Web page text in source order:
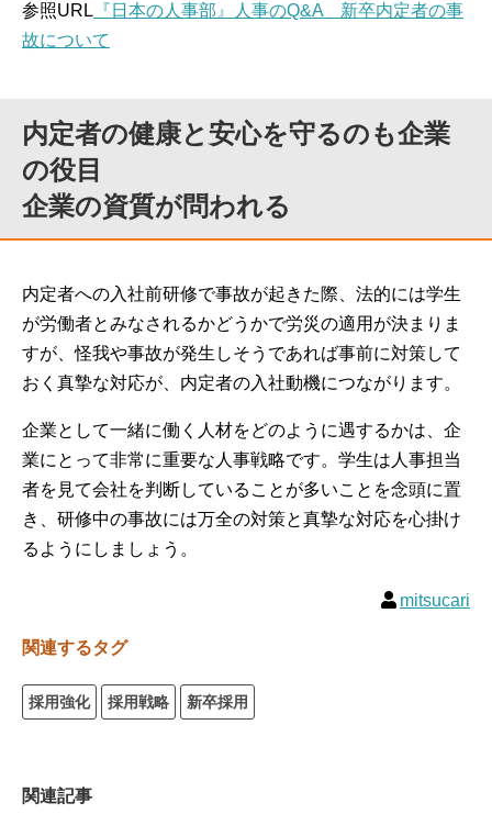
参照URL 『日本の人事部』人事のQ&A 新卒内定者の事
故について
内定者の健康と安心を守るのも企業
の役目
企業の資質が問われる
内定者への入社前研修で事故が起きた際、法的には学生
が労働者とみなされるかどうかで労災の適用が決まりま
すが、怪我や事故が発生しそうであれば事前に対策して
おく真摯な対応が、内定者の入社動機につながります。
企業として一緒に働く人材をどのように遇するかは、企
業にとって非常に重要な人事戦略です。学生は人事担当
者を見て会社を判断していることが多いことを念頭に置
き、研修中の事故には万全の対策と真摯な対応を心掛け
るようにしましょう。
mitsucari
関連するタグ
採用強化 採用戦略 新卒採用
関連記事